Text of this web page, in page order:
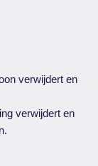
verwijdert en
verwijdert en